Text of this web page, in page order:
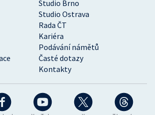
Studio Brno
Studio Ostrava
Rada ČT
Kariéra
Podávání námětů
Časté dotazy
Kontakty